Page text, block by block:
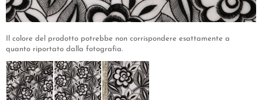
Il colore del prodotto potrebbe non corrispondere esattamente a
quanto riportato dalla fotografia.